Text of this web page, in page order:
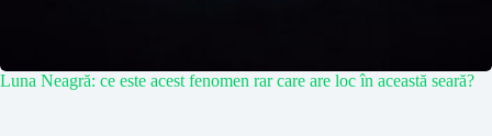
Luna Neagră: ce este acest fenomen rar care are loc în această seară?